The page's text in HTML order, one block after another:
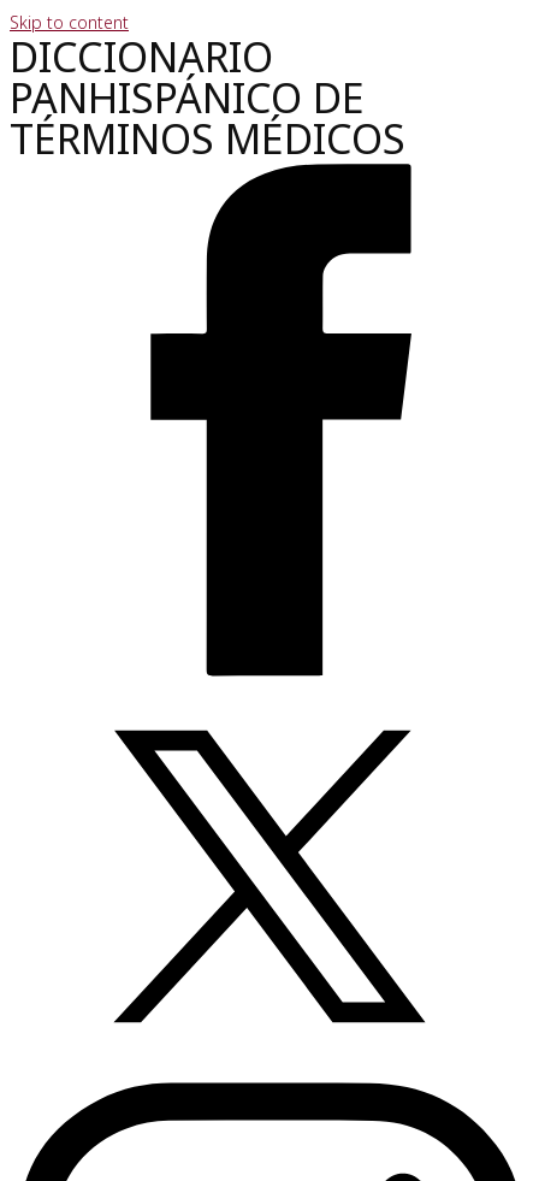
Skip to content
DICCIONARIO
PANHISPÁNICO DE
TÉRMINOS MÉDICOS